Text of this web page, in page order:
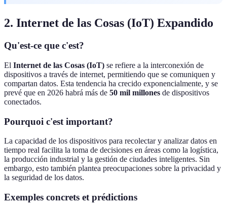
2. Internet de las Cosas (IoT) Expandido
Qu'est-ce que c'est?
El Internet de las Cosas (IoT) se refiere a la interconexión de
dispositivos a través de internet, permitiendo que se comuniquen y
compartan datos. Esta tendencia ha crecido exponencialmente, y se
prevé que en 2026 habrá más de 50 mil millones de dispositivos
conectados.
Pourquoi c'est important?
La capacidad de los dispositivos para recolectar y analizar datos en
tiempo real facilita la toma de decisiones en áreas como la logística,
la producción industrial y la gestión de ciudades inteligentes. Sin
embargo, esto también plantea preocupaciones sobre la privacidad y
la seguridad de los datos.
Exemples concrets et prédictions